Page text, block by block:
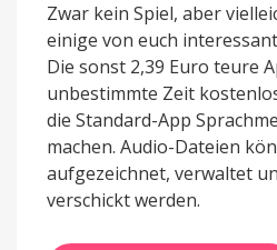
Zwar kein Spiel, aber
einige von euch
Die sonst 2,39 Euro teure
unbestimmte Zeit
die Standard-App
machen. Audio-Dateien
aufgezeichnet, verwaltet
verschickt werden.